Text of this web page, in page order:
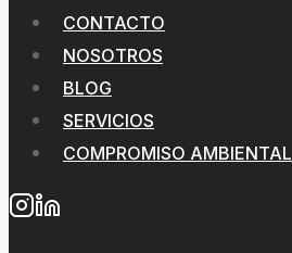
CONTACTO
NOSOTROS
BLOG
SERVICIOS
COMPROMISO AMBIENTAL